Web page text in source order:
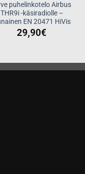
puhelinkotelo Airbus
THR9i -käsiradiolle –
EN 20471 HiVis
29,90€